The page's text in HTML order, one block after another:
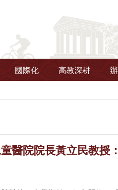
國際化 高教深耕
童醫院院長黃立民教